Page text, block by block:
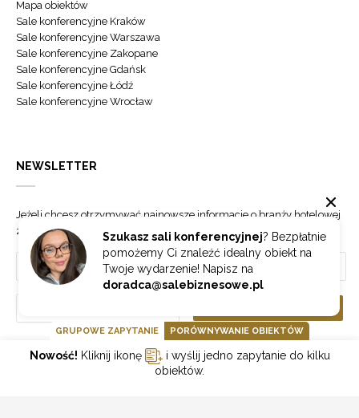
Szukasz sali konferencyjnej? Bezpłatnie
pomożemy Ci znaleźć idealny obiekt na
Twoje wydarzenie! Napisz na
doradca@salebiznesowe.pl
Mapa obiektów
Sale konferencyjne Kraków
Sale konferencyjne Warszawa
Sale konferencyjne Zakopane
Sale konferencyjne Gdańsk
Sale konferencyjne Łódź
Sale konferencyjne Wrocław
NEWSLETTER
Jeżeli chcesz otrzymywać najnowsze informacje o branży hotelowej
zapisz się do naszego newslettera.
GOONLINE.PL SPÓŁKA Z OGRANICZONĄ ODPOWIEDZIALNOŚCIĄ SP.K.
GRUPOWE ZAPYTANIE PORÓWNYWANIE OBIEKTÓW
Nowość! Kliknij ikonę
i wyślij jedno zapytanie do kilku
obiektów.